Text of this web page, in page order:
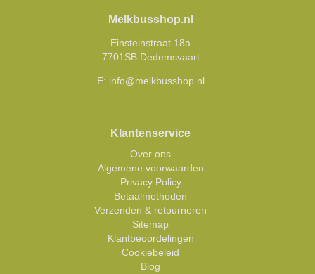
Melkbusshop.nl
Einsteinstraat 18a
7701SB Dedemsvaart
E: info@melkbusshop.nl
Klantenservice
Over ons
Algemene voorwaarden
Privacy Policy
Betaalmethoden
Verzenden & retourneren
Sitemap
Klantbeoordelingen
Cookiebeleid
Blog